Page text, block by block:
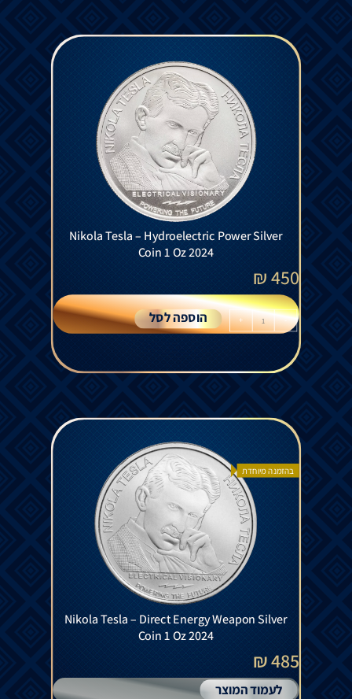
Nikola Tesla – Hydroelectric Power Silver
Coin 1 Oz 2024
450
₪
-
+ הוספה לסל
בהזמנה מיוחדת
Nikola Tesla – Direct Energy Weapon Silver
Coin 1 Oz 2024
485 ₪
לעמוד המוצר